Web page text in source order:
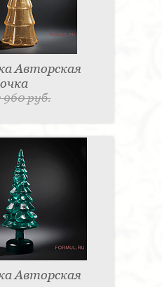
Авторская
960 руб.
Авторская